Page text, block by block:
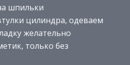
шпильки
цилиндра, одеваем
желательно
только без